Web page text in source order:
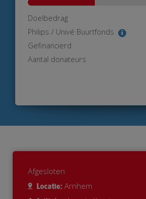
Doelbedrag
Philips / Univé Buurtfonds
Gefinancierd
Aantal donateurs
Afgesloten
Locatie: Arnhem